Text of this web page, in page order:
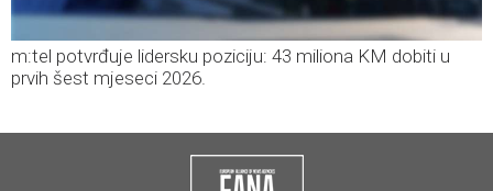
m:tel potvrđuje lidersku poziciju: 43 miliona KM dobiti u
prvih šest mjeseci 2026.